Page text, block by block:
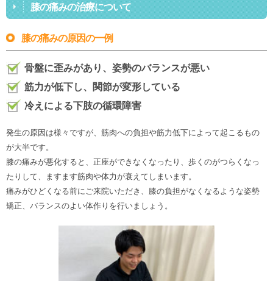
膝の痛みの治療について
膝の痛みの原因の一例
骨盤に歪みがあり、姿勢のバランスが悪い
筋力が低下し、関節が変形している
冷えによる下肢の循環障害
発生の原因は様々ですが、筋肉への負担や筋力低下によって起こるもの
が大半です。
膝の痛みが悪化すると、正座ができなくなったり、歩くのがつらくなっ
たりして、ますます筋肉や体力が衰えてしまいます。
痛みがひどくなる前にご来院いただき、膝の負担がなくなるような姿勢
矯正、バランスのよい体作りを行いましょう。